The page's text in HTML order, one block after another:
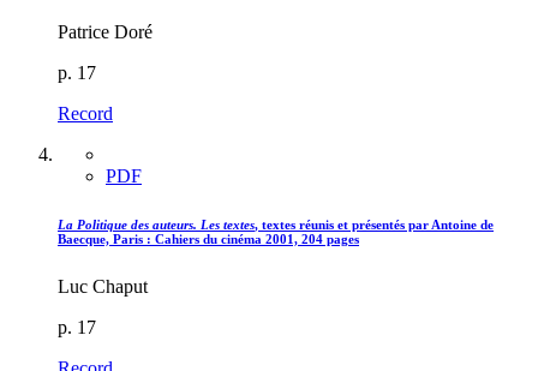
Patrice Doré
p. 17
Record
PDF
La Politique des auteurs. Les textes, textes réunis et présentés par Antoine de
Baecque, Paris : Cahiers du cinéma 2001, 204 pages
Luc Chaput
p. 17